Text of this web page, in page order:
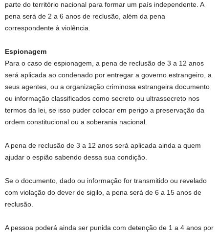
parte do território nacional para formar um país independente. A
pena será de 2 a 6 anos de reclusão, além da pena
correspondente à violência.
Espionagem
Para o caso de espionagem, a pena de reclusão de 3 a 12 anos
será aplicada ao condenado por entregar a governo estrangeiro, a
seus agentes, ou a organização criminosa estrangeira documento
ou informação classificados como secreto ou ultrassecreto nos
termos da lei, se isso puder colocar em perigo a preservação da
ordem constitucional ou a soberania nacional.
A pena de reclusão de 3 a 12 anos será aplicada ainda a quem
ajudar o espião sabendo dessa sua condição.
Se o documento, dado ou informação for transmitido ou revelado
com violação do dever de sigilo, a pena será de 6 a 15 anos de
reclusão.
A pessoa poderá ainda ser punida com detenção de 1 a 4 anos por